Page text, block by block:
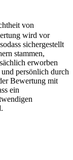
von
wird vor
sichergestellt
stammen,
erworben
persönlich durch
Bewertung mit
ein